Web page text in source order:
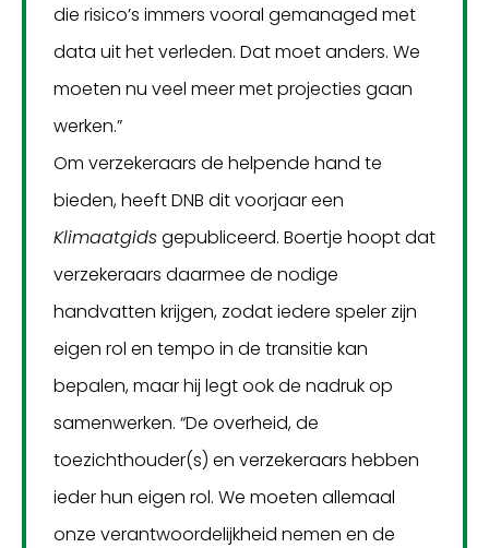
die risico’s immers vooral gemanaged met
data uit het verleden. Dat moet anders. We
moeten nu veel meer met projecties gaan
werken.”
Om verzekeraars de helpende hand te
bieden, heeft DNB dit voorjaar een
Klimaatgidsgepubliceerd. Boertje hoopt dat
verzekeraars daarmee de nodige
handvatten krijgen, zodat iedere speler zijn
eigen rol en tempo in de transitie kan
bepalen, maar hij legt ook de nadruk op
samenwerken. “De overheid, de
toezichthouder(s) en verzekeraars hebben
ieder hun eigen rol. We moeten allemaal
onze verantwoordelijkheid nemen en de